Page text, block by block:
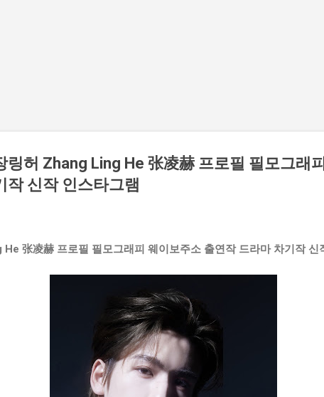
링허 Zhang Ling He 张凌赫 프로필 필모그래
작 신작 인스타그램
张凌赫 프로필 필모그래피 웨이보주소 출연작 드라마 차기작 신